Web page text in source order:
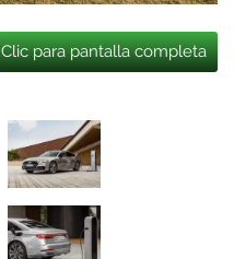
Clic para pantalla completa